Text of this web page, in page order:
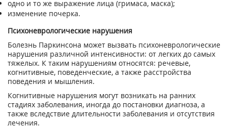
одно и то же выражение лица (гримаса, маска);
изменение почерка.
Психоневрологические нарушения
Болезнь Паркинсона может вызвать психоневрологические
нарушения различной интенсивности: от легких до самых
тяжелых. К таким нарушениям относятся: речевые,
когнитивные, поведенческие, а также расстройства
поведения и мышления.
Когнитивные нарушения могут возникать на ранних
стадиях заболевания, иногда до постановки диагноза, а
также вследствие длительности заболевания и отсутствия
лечения.